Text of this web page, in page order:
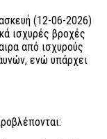
(12-06-2026)
ισχυρές βροχές
από ισχυρούς
ενώ υπάρχει